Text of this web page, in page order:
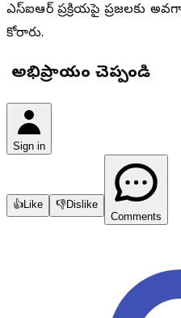
ఎస్ఐఆర్ ప్రక్రియపై ప్రజలకు
కోరారు.
మీ అభిప్రాయం చెప్పండి
Sign in
👍Like 👎Dislike
Comments